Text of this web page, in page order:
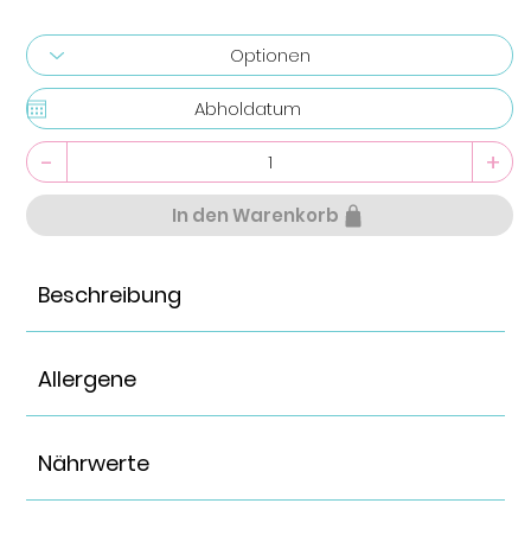
Nährwerte
Allergene
Beschreibung
In den Warenkorb
- +